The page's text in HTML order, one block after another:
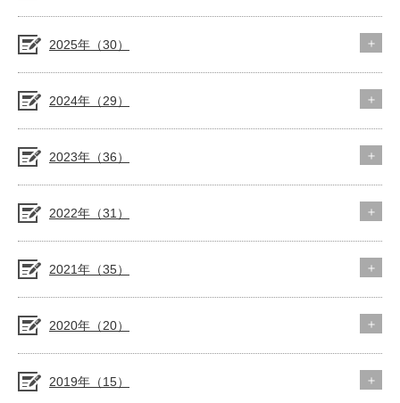
2025年（30）
2024年（29）
2023年（36）
2022年（31）
2021年（35）
2020年（20）
2019年（15）